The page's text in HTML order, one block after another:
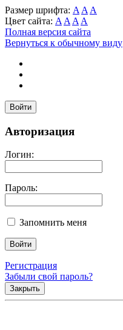
Размер шрифта: A A A
Цвет сайта: A A A A
Полная версия сайта
Вернуться к обычному виду
Войти
Авторизация
Логин:
Пароль:
Запомнить меня
Регистрация
Забыли свой пароль?
Закрыть